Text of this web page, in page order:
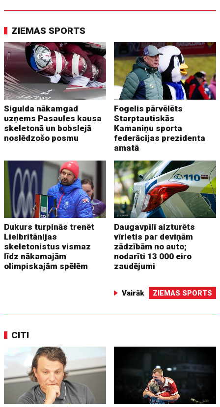
ZIEMAS SPORTS
Sigulda nākamgad
uzņems Pasaules kausa
skeletonā un bobslejā
noslēdzošo posmu
Fogelis pārvēlēts
Starptautiskās
Kamaniņu sporta
federācijas prezidenta
amatā
Dukurs turpinās trenēt
Lielbritānijas
skeletonistus vismaz
līdz nākamajām
olimpiskajām spēlēm
Daugavpilī aizturēts
vīrietis par deviņām
zādzībām no auto;
nodarīti 13 000 eiro
zaudējumi
Vairāk ZIEMAS SPORTS
CITI